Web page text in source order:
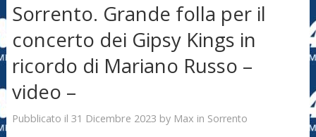
Sorrento. Grande folla per il
concerto dei Gipsy Kings in
ricordo di Mariano Russo –
video –
Pubblicato il 31 Dicembre 2023 by Max in Sorrento